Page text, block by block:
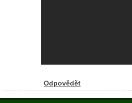
Odpovědět